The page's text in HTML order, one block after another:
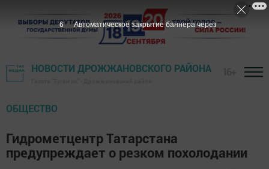
НОВОСТИ ДРОЖЖАНОВСКОГО РАЙОНА
ОБЩЕСТВО
Гидрометцентр Татарстана
предупреждает о резком похолодании
4 Автоматическое закрытие баннера через